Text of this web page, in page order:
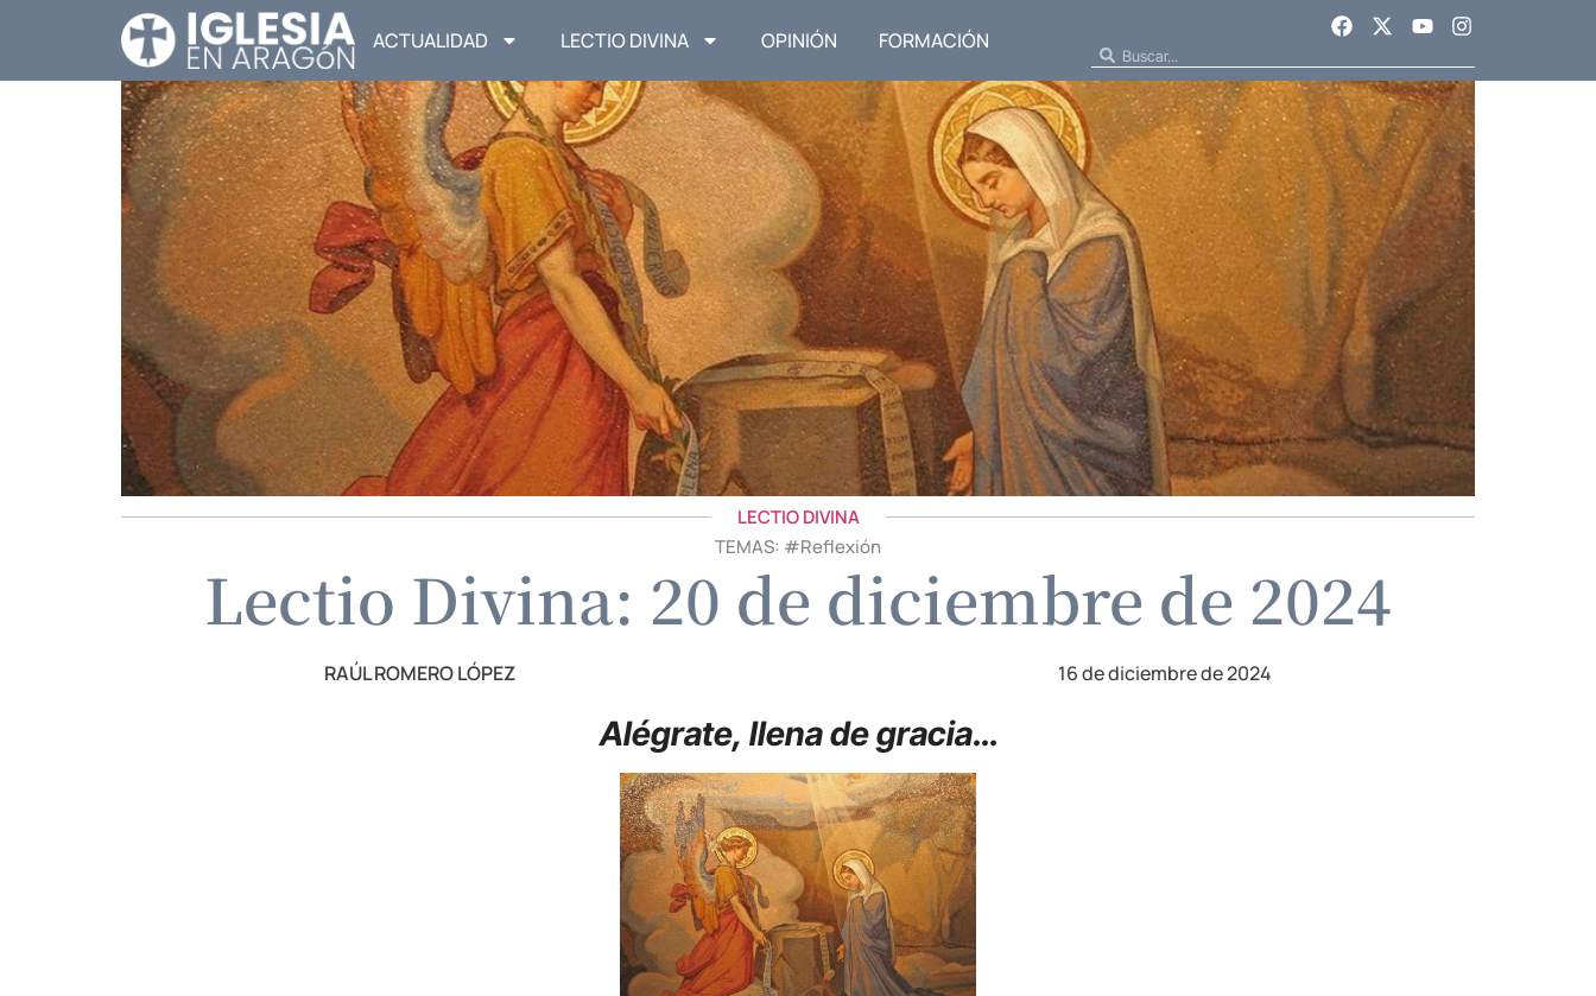
ACTUALIDAD LECTIO DIVINA OPINIÓN FORMACIÓN
LECTIO DIVINA
TEMAS: #Reflexión
Lectio Divina: 20 de diciembre de 2024
RAÚL ROMERO LÓPEZ 16 de diciembre de 2024
Alégrate, llena de gracia…